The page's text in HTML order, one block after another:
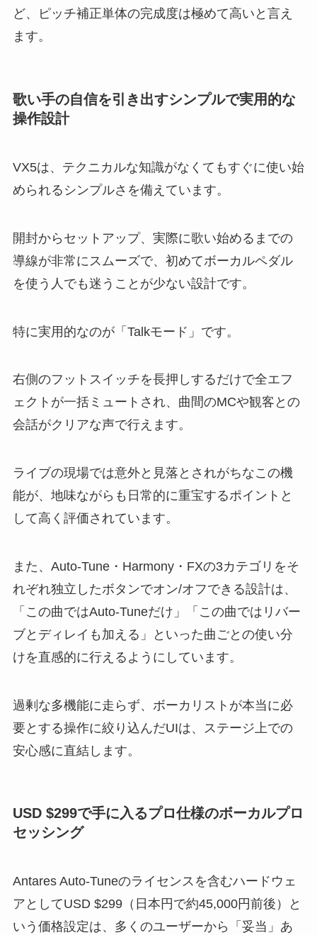
ど、ピッチ補正単体の完成度は極めて高いと言え
ます。
歌い手の自信を引き出すシンプルで実用的な
操作設計
VX5は、テクニカルな知識がなくてもすぐに使い始
められるシンプルさを備えています。
開封からセットアップ、実際に歌い始めるまでの
導線が非常にスムーズで、初めてボーカルペダル
を使う人でも迷うことが少ない設計です。
特に実用的なのが「Talkモード」です。
右側のフットスイッチを長押しするだけで全エフ
ェクトが一括ミュートされ、曲間のMCや観客との
会話がクリアな声で行えます。
ライブの現場では意外と見落とされがちなこの機
能が、地味ながらも日常的に重宝するポイントと
して高く評価されています。
また、Auto-Tune・Harmony・FXの3カテゴリをそ
れぞれ独立したボタンでオン/オフできる設計は、
「この曲ではAuto-Tuneだけ」「この曲ではリバー
ブとディレイも加える」といった曲ごとの使い分
けを直感的に行えるようにしています。
過剰な多機能に走らず、ボーカリストが本当に必
要とする操作に絞り込んだUIは、ステージ上での
安心感に直結します。
USD $299で手に入るプロ仕様のボーカルプロ
セッシング
Antares Auto-Tuneのライセンスを含むハードウェ
アとしてUSD $299（日本円で約45,000円前後）と
いう価格設定は、多くのユーザーから「妥当」あ